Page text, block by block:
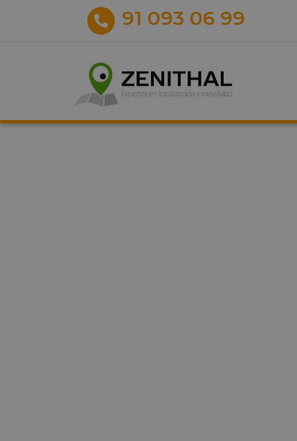
91 093 06 99